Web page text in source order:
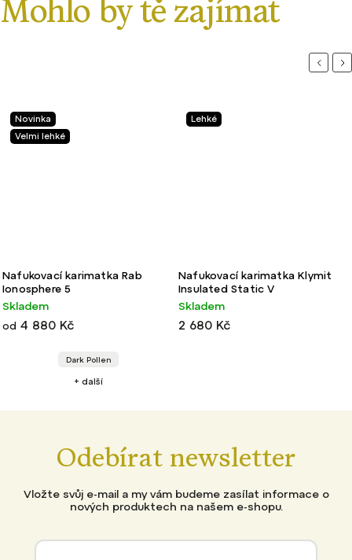
Novinka
Velmi lehké
Nafukovací karimatka Rab
Ionosphere 5
Skladem
od 4 880 Kč
Dark Pollen
+ další
Lehké
Nafukovací karimatka Klymit
Insulated Static V
Skladem
2 680 Kč
Odebírat newsletter
Vložte svůj e-mail a my vám budeme zasílat informace o
nových produktech na našem e-shopu.